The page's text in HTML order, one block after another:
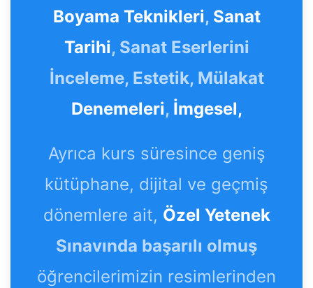
Boyama Teknikleri, Sanat
Tarihi, Sanat Eserlerini
İnceleme, Estetik, Mülakat
Denemeleri, İmgesel,
Ayrıca kurs süresince geniş
kütüphane, dijital ve geçmiş
dönemlere ait, Özel Yetenek
Sınavında başarılı olmuş
öğrencilerimizin resimlerinden